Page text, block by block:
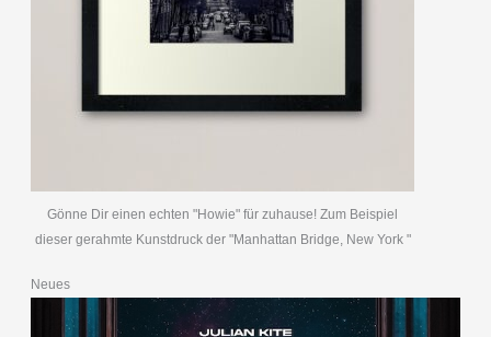
Gönne Dir einen echten "Howie" für zuhause! Zum Beispiel
dieser gerahmte Kunstdruck der "Manhattan Bridge, New York "
Neues